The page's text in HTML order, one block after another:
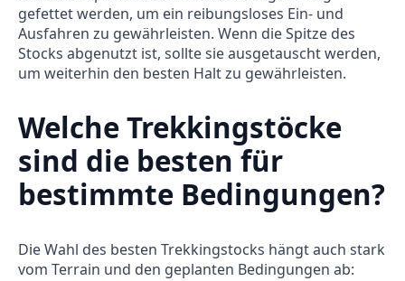
gefettet werden, um ein reibungsloses Ein- und
Ausfahren zu gewährleisten. Wenn die Spitze des
Stocks abgenutzt ist, sollte sie ausgetauscht werden,
um weiterhin den besten Halt zu gewährleisten.
Welche Trekkingstöcke
sind die besten für
bestimmte Bedingungen?
Die Wahl des besten Trekkingstocks hängt auch stark
vom Terrain und den geplanten Bedingungen ab: